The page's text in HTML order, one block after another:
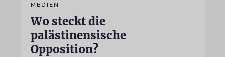
MEDIEN
Wo steckt die
palästinensische
Opposition?